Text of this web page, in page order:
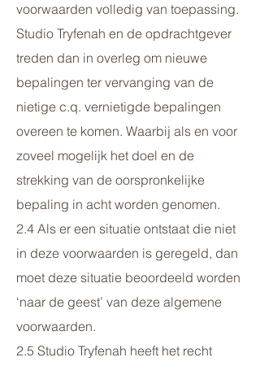
voorwaarden volledig van toepassing.
Studio Tryfenah en de opdrachtgever
treden dan in overleg om nieuwe
bepalingen ter vervanging van de
nietige c.q. vernietigde bepalingen
overeen te komen. Waarbij als en voor
zoveel mogelijk het doel en de
strekking van de oorspronkelijke
bepaling in acht worden genomen.
2.4 Als er een situatie ontstaat die niet
in deze voorwaarden is geregeld, dan
moet deze situatie beoordeeld worden
‘naar de geest’ van deze algemene
voorwaarden.
2.5 Studio Tryfenah heeft het recht